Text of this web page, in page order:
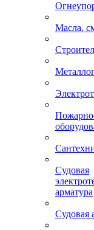
Масла,
Судовая
арматура
Судовая